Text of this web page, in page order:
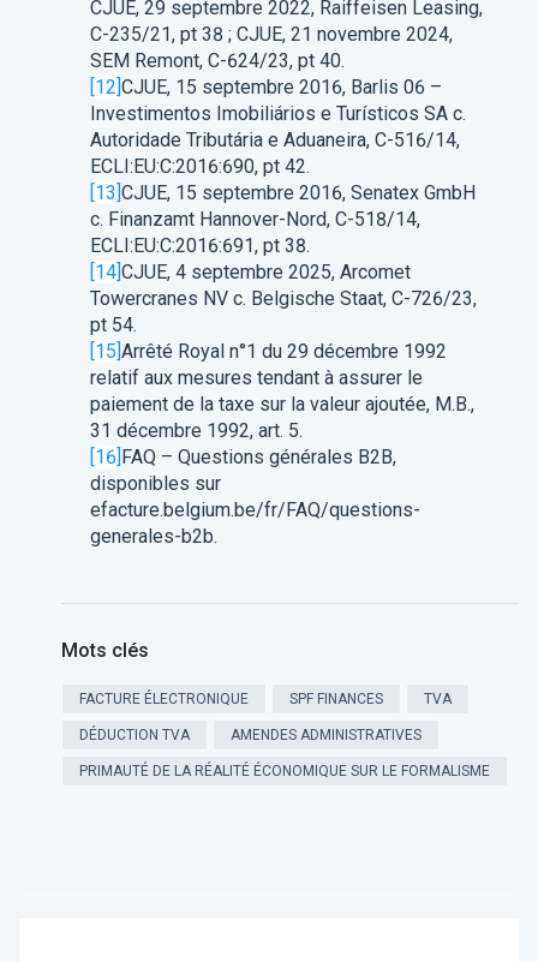
CJUE, 29 septembre 2022, Raiffeisen Leasing,
C-235/21, pt 38 ; CJUE, 21 novembre 2024,
SEM Remont, C-624/23, pt 40.
[12]CJUE, 15 septembre 2016, Barlis 06 –
Investimentos Imobiliários e Turísticos SA c.
Autoridade Tributária e Aduaneira, C-516/14,
ECLI:EU:C:2016:690, pt 42.
[13]CJUE, 15 septembre 2016, Senatex GmbH
c. Finanzamt Hannover-Nord, C-518/14,
ECLI:EU:C:2016:691, pt 38.
[14]CJUE, 4 septembre 2025, Arcomet
Towercranes NV c. Belgische Staat, C-726/23,
pt 54.
[15]Arrêté Royal n°1 du 29 décembre 1992
relatif aux mesures tendant à assurer le
paiement de la taxe sur la valeur ajoutée, M.B.,
31 décembre 1992, art. 5.
[16]FAQ – Questions générales B2B,
disponibles sur
efacture.belgium.be/fr/FAQ/questions-
generales-b2b.
Mots clés
FACTURE ÉLECTRONIQUE SPF FINANCES TVA
DÉDUCTION TVA AMENDES ADMINISTRATIVES
PRIMAUTÉ DE LA RÉALITÉ ÉCONOMIQUE SUR LE FORMALISME